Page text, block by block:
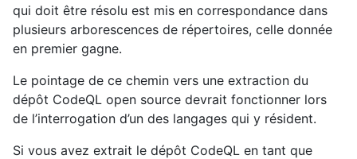
qui doit être résolu est mis en correspondance dans
plusieurs arborescences de répertoires, celle donnée
en premier gagne.
Le pointage de ce chemin vers une extraction du
dépôt CodeQL open source devrait fonctionner lors
de l’interrogation d’un des langages qui y résident.
Si vous avez extrait le dépôt CodeQL en tant que